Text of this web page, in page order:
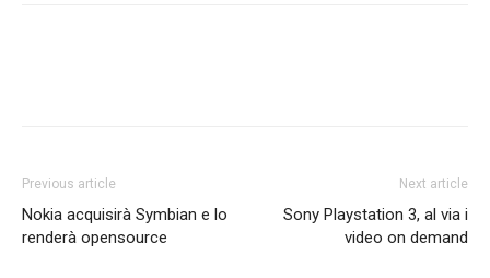
Previous article
Nokia acquisirà Symbian e lo
renderà opensource
Next article
Sony Playstation 3, al via i
video on demand